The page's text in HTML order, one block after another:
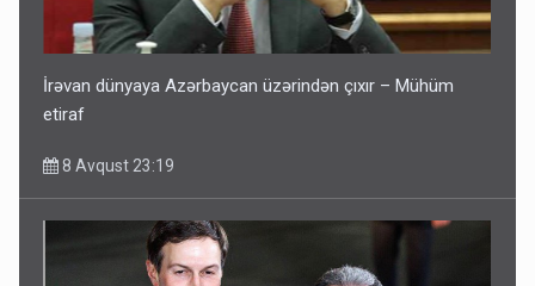
İrəvan dünyaya Azərbaycan üzərindən çıxır – Mühüm
etiraf
8 Avqust 23:19